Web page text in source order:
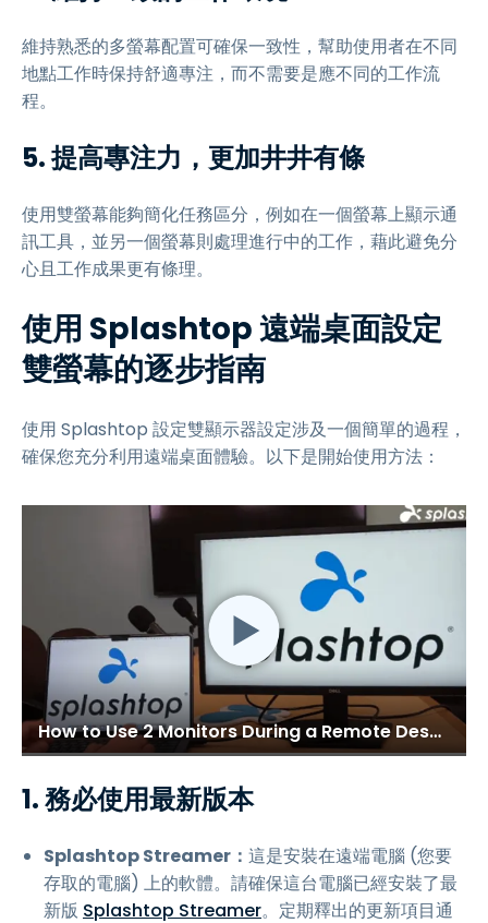
維持熟悉的多螢幕配置可確保一致性，幫助使用者在不同
地點工作時保持舒適專注，而不需要是應不同的工作流
程。
5. 提高專注力，更加井井有條
使用雙螢幕能夠簡化任務區分，例如在一個螢幕上顯示通
訊工具，並另一個螢幕則處理進行中的工作，藉此避免分
心且工作成果更有條理。
使用 Splashtop 遠端桌面設定
雙螢幕的逐步指南
使用 Splashtop 設定雙顯示器設定涉及一個簡單的過程，
確保您充分利用遠端桌面體驗。以下是開始使用方法：
How to Use 2 Monitors During a Remote Desktop Session
1. 務必使用最新版本
Splashtop Streamer： 這是安裝在遠端電腦 (您要
存取的電腦) 上的軟體。請確保這台電腦已經安裝了最
新版 Splashtop Streamer。定期釋出的更新項目通